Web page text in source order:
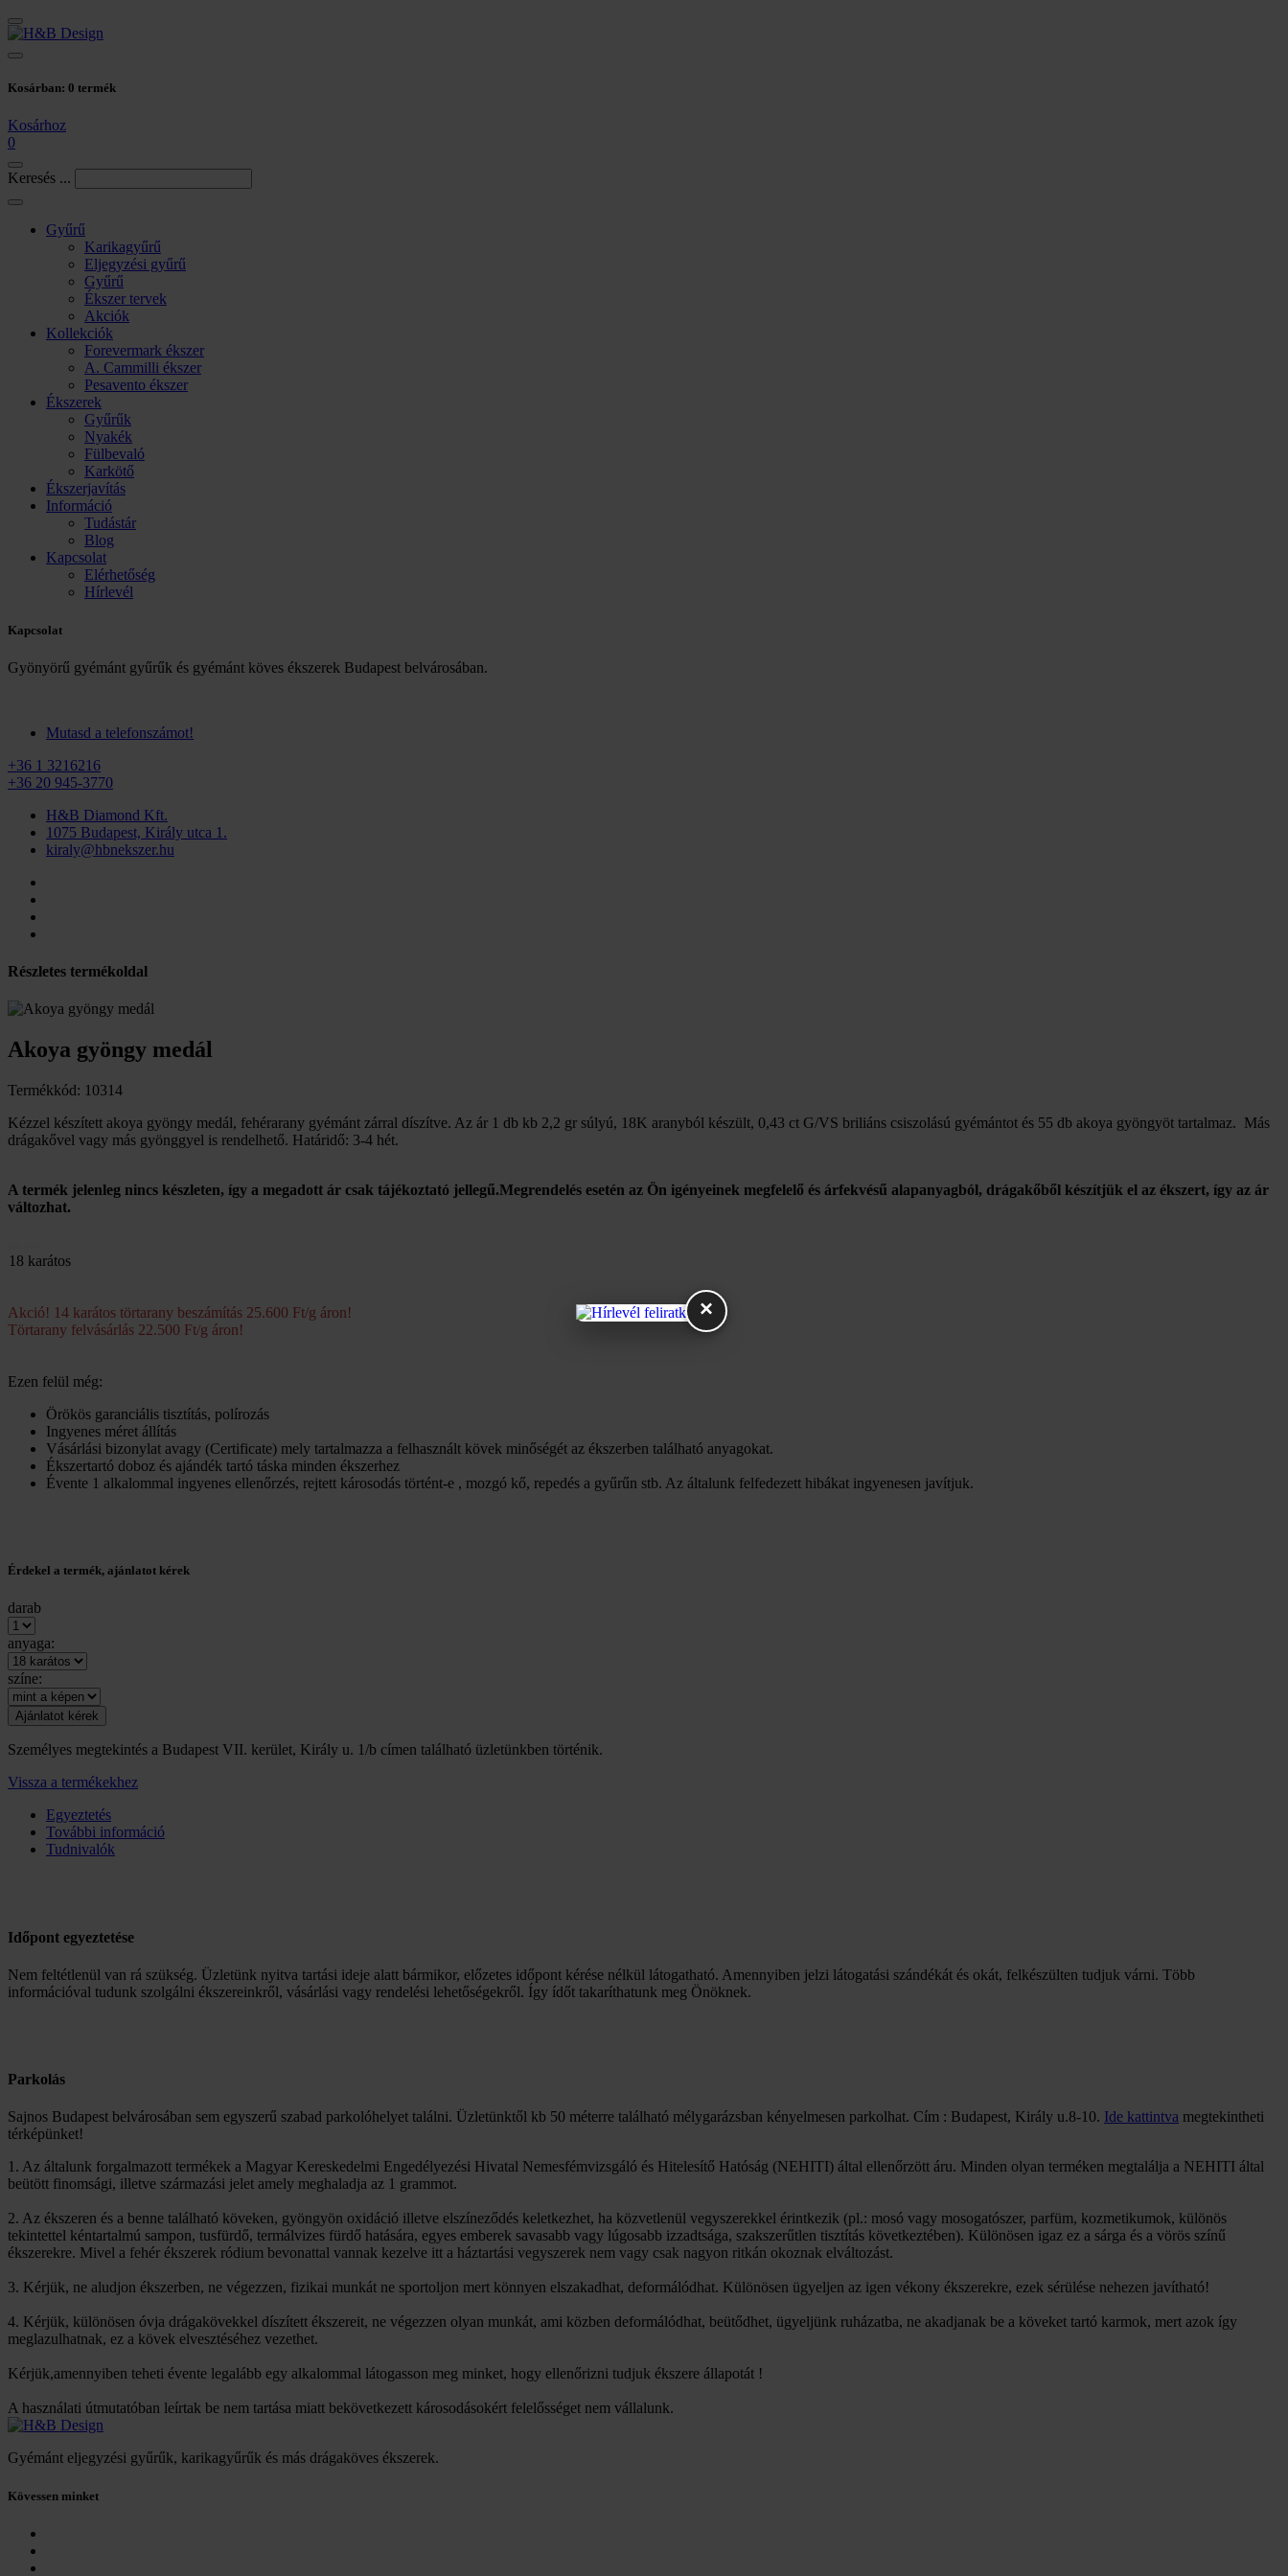
Kosárban: 0 termék
Kosárhoz
0
Keresés ...
Gyűrű
Karikagyűrű
Eljegyzési gyűrű
Gyűrű
Ékszer tervek
Akciók
Kollekciók
Forevermark ékszer
A. Cammilli ékszer
Pesavento ékszer
Ékszerek
Gyűrűk
Nyakék
Fülbevaló
Karkötő
Ékszerjavítás
Információ
Tudástár
Blog
Kapcsolat
Elérhetőség
Hírlevél
Kapcsolat
Gyönyörű gyémánt gyűrűk és gyémánt köves ékszerek Budapest belvárosában.
Mutasd a telefonszámot!
+36 1 3216216
+36 20 945-3770
H&B Diamond Kft.
1075 Budapest, Király utca 1.
kiraly@hbnekszer.hu
Részletes termékoldal
Akoya gyöngy medál
Termékkód: 10314
Kézzel készített akoya gyöngy medál, fehérarany gyémánt zárral díszítve. Az ár 1 db kb 2,2 gr súlyú, 18K aranyból készült, 0,43 ct G/VS briliáns csiszolású gyémántot és 55 db akoya gyöngyöt tartalmaz. Más
drágakővel vagy más gyönggyel is rendelhető. Határidő: 3-4 hét.
A termék jelenleg nincs készleten, így a megadott ár csak tájékoztató jellegű.Megrendelés esetén az Ön igényeinek megfelelő és árfekvésű alapanyagból, drágakőből készítjük el az ékszert, így az ár
változhat.
18 karátos
Akció! 14 karátos törtarany beszámítás 25.600 Ft/g áron!
Törtarany felvásárlás 22.500 Ft/g áron!
Ezen felül még:
Örökös garanciális tisztítás, polírozás
Ingyenes méret állítás
Vásárlási bizonylat avagy (Certificate) mely tartalmazza a felhasznált kövek minőségét az ékszerben található anyagokat.
Ékszertartó doboz és ajándék tartó táska minden ékszerhez
Évente 1 alkalommal ingyenes ellenőrzés, rejtett károsodás történt-e , mozgó kő, repedés a gyűrűn stb. Az általunk felfedezett hibákat ingyenesen javítjuk.
Érdekel a termék, ajánlatot kérek
darab
anyaga:
színe:
Személyes megtekintés a Budapest VII. kerület, Király u. 1/b címen található üzletünkben történik.
Vissza a termékekhez
Egyeztetés
További információ
Tudnivalók
Időpont egyeztetése
Nem feltétlenül van rá szükség. Üzletünk nyitva tartási ideje alatt bármikor, előzetes időpont kérése nélkül látogatható. Amennyiben jelzi látogatási szándékát és okát, felkészülten tudjuk várni. Több
információval tudunk szolgálni ékszereinkről, vásárlási vagy rendelési lehetőségekről. Így ídőt takaríthatunk meg Önöknek.
Parkolás
Sajnos Budapest belvárosában sem egyszerű szabad parkolóhelyet találni. Üzletünktől kb 50 méterre található mélygarázsban kényelmesen parkolhat. Cím : Budapest, Király u.8-10. Ide kattintva megtekintheti
térképünket!
1. Az általunk forgalmazott termékek a Magyar Kereskedelmi Engedélyezési Hivatal Nemesfémvizsgáló és Hitelesítő Hatóság (NEHITI) által ellenőrzött áru. Minden olyan terméken megtalálja a NEHITI által
beütött finomsági, illetve származási jelet amely meghaladja az 1 grammot.
2. Az ékszeren és a benne található köveken, gyöngyön oxidáció illetve elszíneződés keletkezhet, ha közvetlenül vegyszerekkel érintkezik (pl.: mosó vagy mosogatószer, parfüm, kozmetikumok, különös
tekintettel kéntartalmú sampon, tusfürdő, termálvizes fürdő hatására, egyes emberek savasabb vagy lúgosabb izzadtsága, szakszerűtlen tisztítás következtében). Különösen igaz ez a sárga és a vörös színű
ékszerekre. Mivel a fehér ékszerek ródium bevonattal vannak kezelve itt a háztartási vegyszerek nem vagy csak nagyon ritkán okoznak elváltozást.
3. Kérjük, ne aludjon ékszerben, ne végezzen, fizikai munkát ne sportoljon mert könnyen elszakadhat, deformálódhat. Különösen ügyeljen az igen vékony ékszerekre, ezek sérülése nehezen javítható!
4. Kérjük, különösen óvja drágakövekkel díszített ékszereit, ne végezzen olyan munkát, ami közben deformálódhat, beütődhet, ügyeljünk ruházatba, ne akadjanak be a köveket tartó karmok, mert azok így
meglazulhatnak, ez a kövek elvesztéséhez vezethet.
Kérjük,amennyiben teheti évente legalább egy alkalommal látogasson meg minket, hogy ellenőrizni tudjuk ékszere állapotát !
A használati útmutatóban leírtak be nem tartása miatt bekövetkezett károsodásokért felelősséget nem vállalunk.
Gyémánt eljegyzési gyűrűk, karikagyűrűk és más drágaköves ékszerek.
Kövessen minket
×